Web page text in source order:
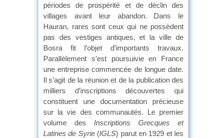
périodes de prospérité et de déclin des
villages avant leur abandon. Dans le
Hauran, rares sont ceux qui ne possèdent
pas des vestiges antiques, et la ville de
Bosra fit l’objet d’importants travaux.
Parallèlement s’est poursuivie en France
une entreprise commencée de longue date.
Il s’agit de la réunion et de la publication des
milliers d’inscriptions découvertes qui
constituent une documentation précieuse
sur la vie des communautés. Le premier
volume des Inscriptions Grecques et
Latines de Syrie(IGLS) parut en 1929 et les